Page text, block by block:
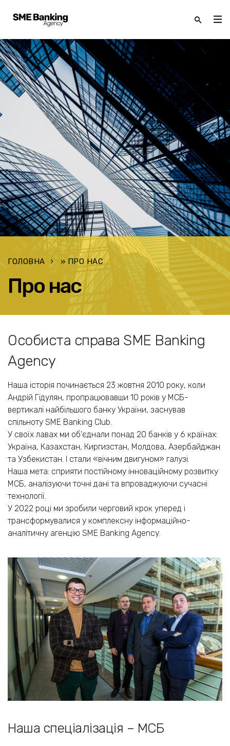
ГОЛОВНА » ПРО НАС
Про нас
Особиста справа SME Banking
Agency
Наша історія починається 23 жовтня 2010 року, коли
Андрій Гідулян, пропрацювавши 10 років у МСБ-
вертикалі найбільшого банку України, заснував
спільноту SME Banking Club.
У своїх лавах ми об’єднали понад 20 банків у 6 країнах:
Україна, Казахстан, Киргизстан, Молдова, Азербайджан
та Узбекистан. І стали «вічним двигуном» галузі.
Наша мета: сприяти постійному інноваційному розвитку
МСБ, аналізуючи точні дані та впроваджуючи сучасні
технології.
У 2022 році ми зробили черговий крок уперед і
трансформувалися у комплексну інформаційно-
аналітичну агенцію SME Banking Agency.
Наша спеціалізація – МСБ